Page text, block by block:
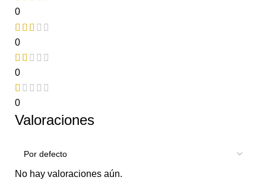
0
0
0
0
Valoraciones
No hay valoraciones aún.